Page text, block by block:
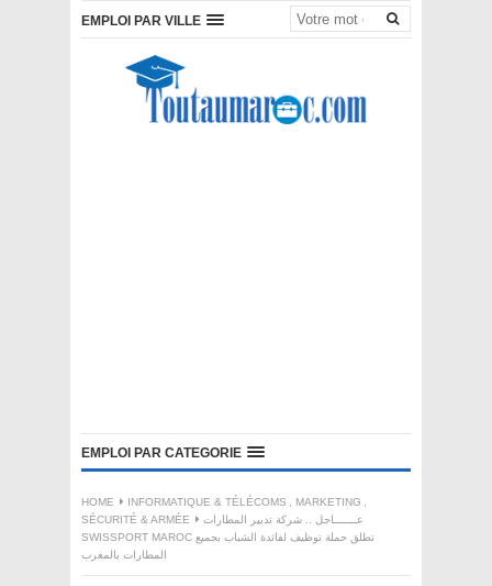
EMPLOI PAR VILLE
EMPLOI PAR CATEGORIE
HOME INFORMATIQUE & TÉLÉCOMS , MARKETING ,
SÉCURITÉ & ARMÉE
عـــــــاجل .. شركة تدبير المطارات
SWISSPORT MAROC تطلق حملة توظيف لفائدة الشباب بجميع
المطارات بالمغرب